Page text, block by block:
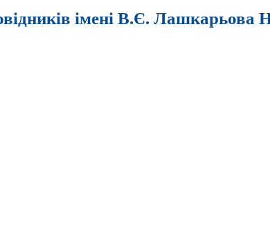
імені В.Є. Лашкарьова